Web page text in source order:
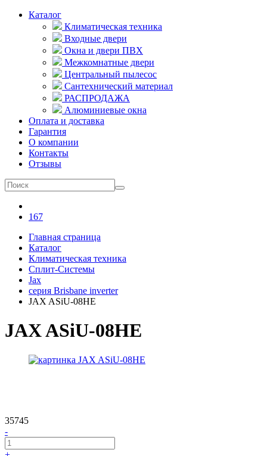
Каталог
Климатическая техника
Входные двери
Окна и двери ПВХ
Межкомнатные двери
Центральный пылесос
Сантехнический материал
РАСПРОДАЖА
Алюминиевые окна
Оплата и доставка
Гарантия
О компании
Контакты
Отзывы
167
Главная страница
Каталог
Климатическая техника
Сплит-Системы
Jax
серия Brisbane inverter
JAX ASiU-08HE
JAX ASiU-08HE
35745
-